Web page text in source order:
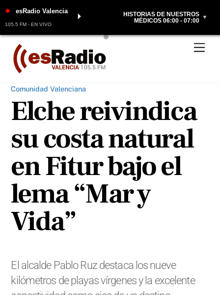
Skip
content
● esRadio Valencia
105.5 FM - EN VIVO
⏵
HISTORIAS DE NUESTROS
MÉDICOS 06:00 - 07:00 ▼
Comunidad Valenciana
Elche reivindica
su costa natural
en Fitur bajo el
lema “Mar y
Vida”
El alcalde Pablo Ruz destaca los nueve
kilómetros de playas vírgenes y la excelente